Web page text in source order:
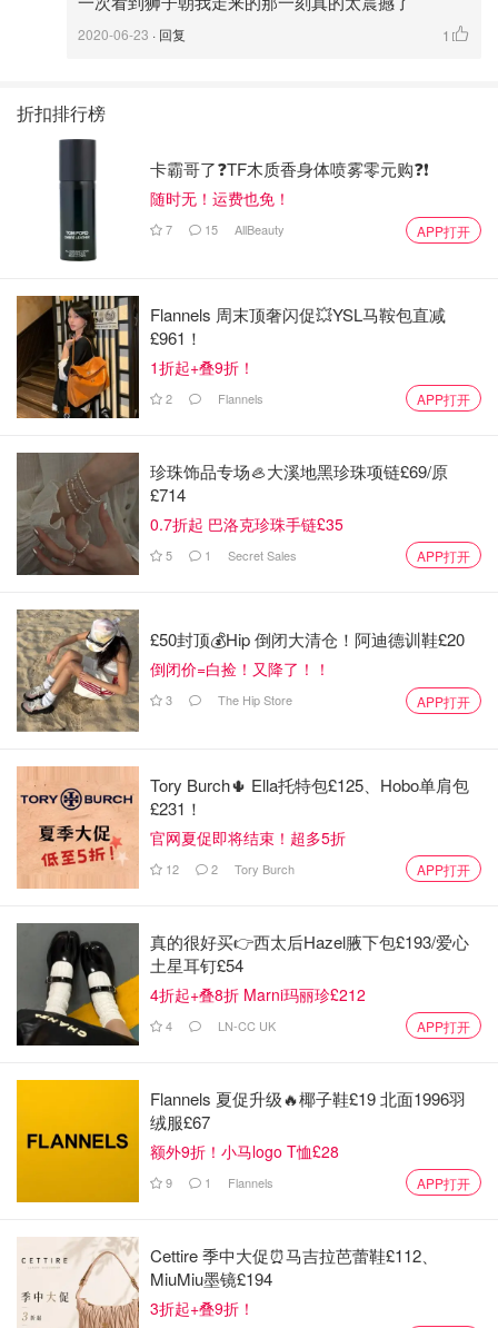
达美的国际航班吃的很好，还有免费的酒类
入住酒店
第一天到达约翰内斯堡已经是晚上6点左右了，当天晚上入
OR Tambo），酒店有免费的机场穿梭巴士，大概30分钟一
班，也可以在机场打车过去。我住的是一个单人间一晚上大
概80刀左右。酒店算是五脏俱全该有的都有，多余的什么都
没有，作为转机停留一晚休息的酒店很合适。另外提一下南
都有免费提供转换插头。
这里多提几句， 约翰内斯堡的治安据说不是特别好
的，特别是一个独行的小女生，最好就不要晚上随便出去
了。这个酒店有一个自带的餐厅，如果饿了之类的晚上就建
另：美食达人上线2333我最满意的是这家酒店包含的免费
自助餐，点50个赞2333口味感觉偏向于英式早餐，超多种
cheese免费切想吃多少拿多少，还有当地特色的Guava
juice，感觉我已经上天了（笑）。
2020-06-23 · 回复 1
折扣排行榜
卡霸哥了❓TF木质香身体喷雾零元购❓❗
随时无！运费也免！
7 15 AllBeauty APP打开
Flannels 周末顶奢闪促💥YSL马鞍包直减
£961！
1折起+叠9折！
2 Flannels APP打开
珍珠饰品专场🦪大溪地黑珍珠项链£69/原
£714
0.7折起 巴洛克珍珠手链£35
5 1 Secret Sales APP打开
£50封顶💰Hip 倒闭大清仓！阿迪德训鞋£20
倒闭价=白捡！又降了！！
3 The Hip Store APP打开
Tory Burch🌵 Ella托特包£125、Hobo单肩包
£231！
官网夏促即将结束！超多5折
12 2 Tory Burch APP打开
真的很好买👉西太后Hazel腋下包£193/爱心
土星耳钉£54
4折起+叠8折 Marni玛丽珍£212
4 LN-CC UK APP打开
Flannels 夏促升级🔥椰子鞋£19 北面1996羽
绒服£67
额外9折！小马logo T恤£28
9 1 Flannels APP打开
Cettire 季中大促⏰马吉拉芭蕾鞋£112、
MiuMiu墨镜£194
3折起+叠9折！